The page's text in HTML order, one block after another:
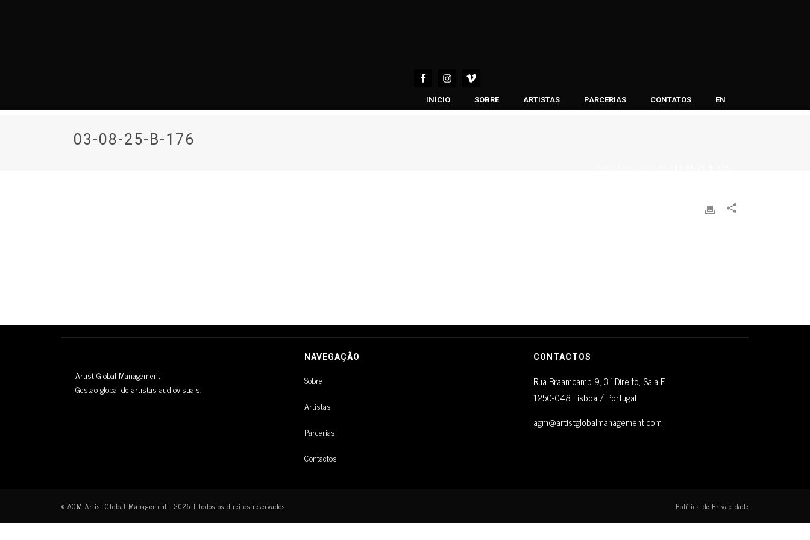
INÍCIO SOBRE ARTISTAS PARCERIAS CONTATOS EN
03-08-25-B-176
Artist Global Management
Gestão global de artistas audiovisuais.
NAVEGAÇÃO
Sobre
Artistas
Parcerias
Contactos
CONTACTOS
Rua Braamcamp 9, 3.º Direito, Sala E
1250-048 Lisboa / Portugal
agm@artistglobalmanagement.com
© AGM Artist Global Management . 2026 I Todos os direitos reservados Política de Privacidade